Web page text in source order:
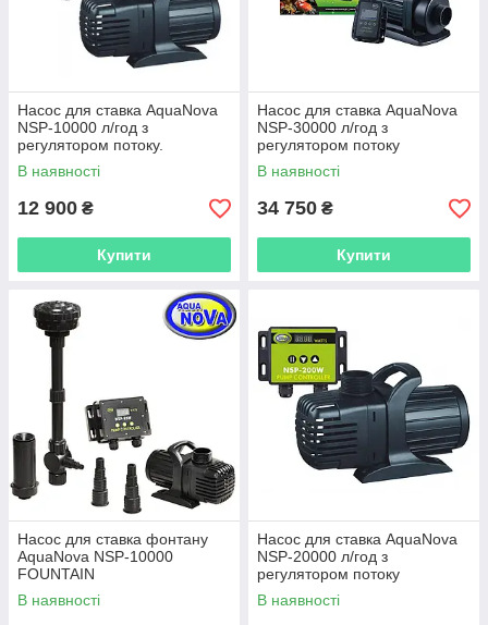
Насос для ставка AquaNova
NSP-10000 л/год з
регулятором потоку.
В наявності
12 900 ₴
Купити
Насос для ставка AquaNova
NSP-30000 л/год з
регулятором потоку
В наявності
34 750 ₴
Купити
Насос для ставка фонтану
AquaNova NSP-10000
FOUNTAIN
В наявності
Насос для ставка AquaNova
NSP-20000 л/год з
регулятором потоку
В наявності